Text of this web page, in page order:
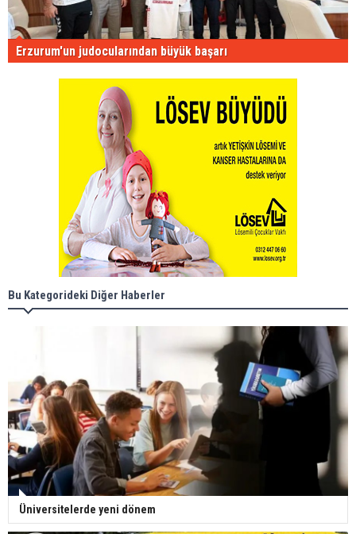
Erzurum'un judocularından büyük başarı
Bu Kategorideki Diğer Haberler
Üniversitelerde yeni dönem